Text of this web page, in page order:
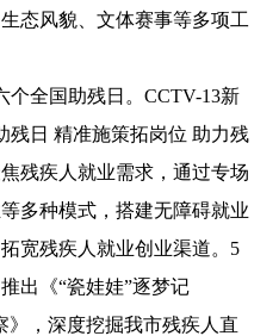
态风貌、文体赛事等多项工
全国助残日。CCTV-13新
残日 精准施策拓岗位 助力残
残疾人就业需求，通过专场
多种模式，搭建无障碍就业
宽残疾人就业创业渠道。5
出《“瓷娃娃”逐梦记
，深度挖掘我市残疾人直